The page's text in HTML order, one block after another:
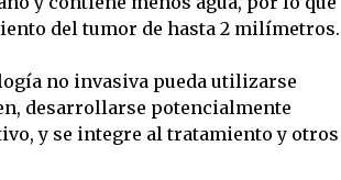
del tumor de hasta 2 milímetros.
no invasiva pueda utilizarse
desarrollarse potencialmente
y se integre al tratamiento y otros